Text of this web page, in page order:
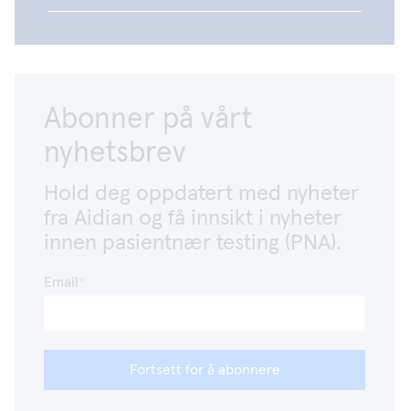
Abonner på vårt
nyhetsbrev
Hold deg oppdatert med nyheter
fra Aidian og få innsikt i nyheter
innen pasientnær testing (PNA).
Email
Fortsett for å abonnere